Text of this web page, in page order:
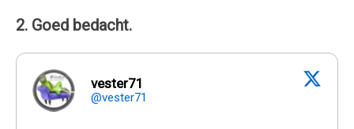
2. Goed bedacht.
vester71
@vester71